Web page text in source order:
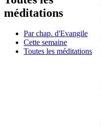
méditations
Par chap. d'Evangile
Cette semaine
Toutes les méditations